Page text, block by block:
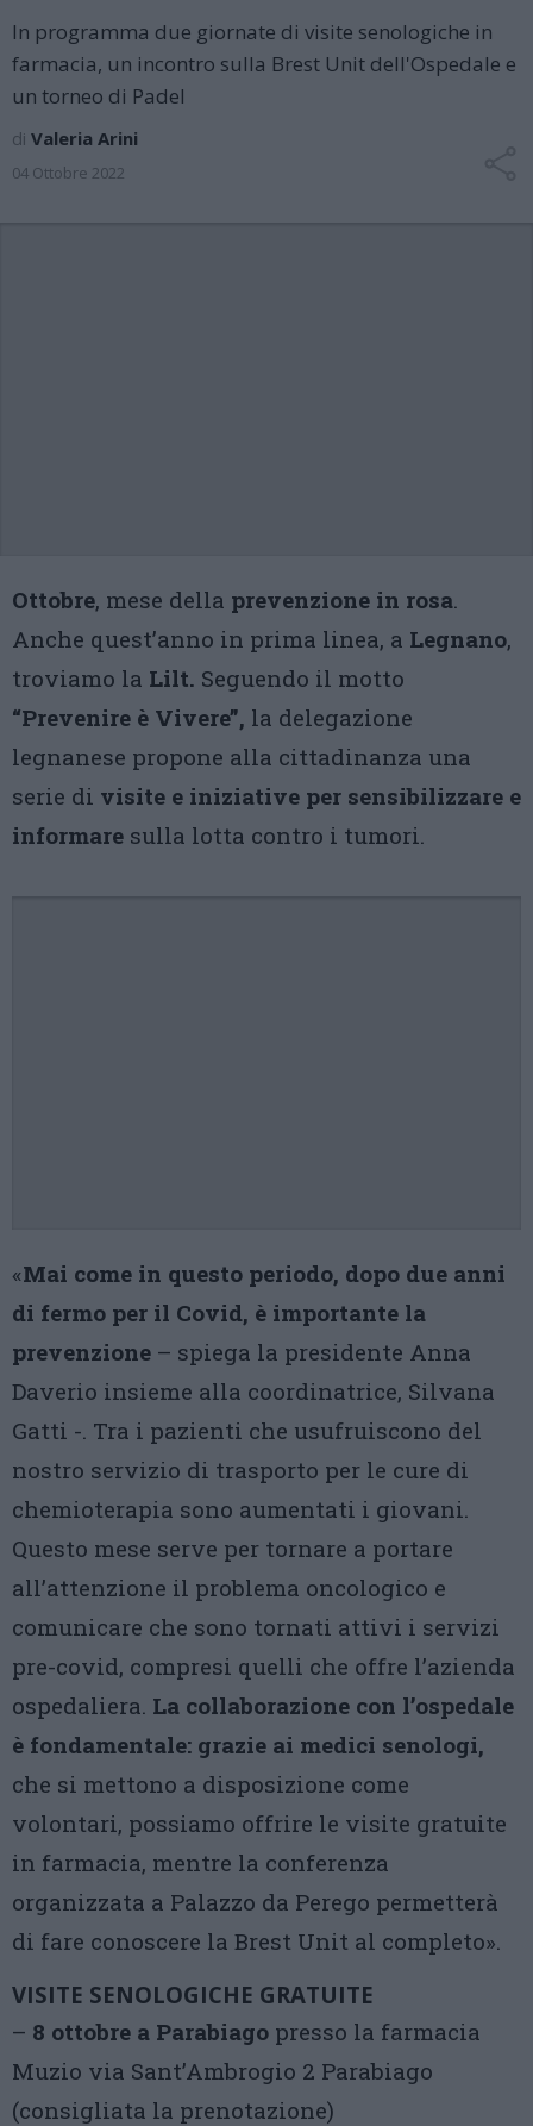
In programma due giornate di visite senologiche in
farmacia, un incontro sulla Brest Unit dell'Ospedale e
un torneo di Padel
di Valeria Arini
04 Ottobre 2022
Ottobre, mese della prevenzione in rosa.
Anche quest’anno in prima linea, a Legnano,
troviamo la Lilt. Seguendo il motto
“Prevenire è Vivere”, la delegazione
legnanese propone alla cittadinanza una
serie di visite e iniziative per sensibilizzare e
informare sulla lotta contro i tumori.
«Mai come in questo periodo, dopo due anni
di fermo per il Covid, è importante la
prevenzione – spiega la presidente Anna
Daverio insieme alla coordinatrice, Silvana
Gatti -. Tra i pazienti che usufruiscono del
nostro servizio di trasporto per le cure di
chemioterapia sono aumentati i giovani.
Questo mese serve per tornare a portare
all’attenzione il problema oncologico e
comunicare che sono tornati attivi i servizi
pre-covid, compresi quelli che offre l’azienda
ospedaliera. La collaborazione con l’ospedale
è fondamentale: grazie ai medici senologi,
che si mettono a disposizione come
volontari, possiamo offrire le visite gratuite
in farmacia, mentre la conferenza
organizzata a Palazzo da Perego permetterà
di fare conoscere la Brest Unit al completo».
VISITE SENOLOGICHE GRATUITE
– 8 ottobre a Parabiago presso la farmacia
Muzio via Sant’Ambrogio 2 Parabiago
(consigliata la prenotazione)